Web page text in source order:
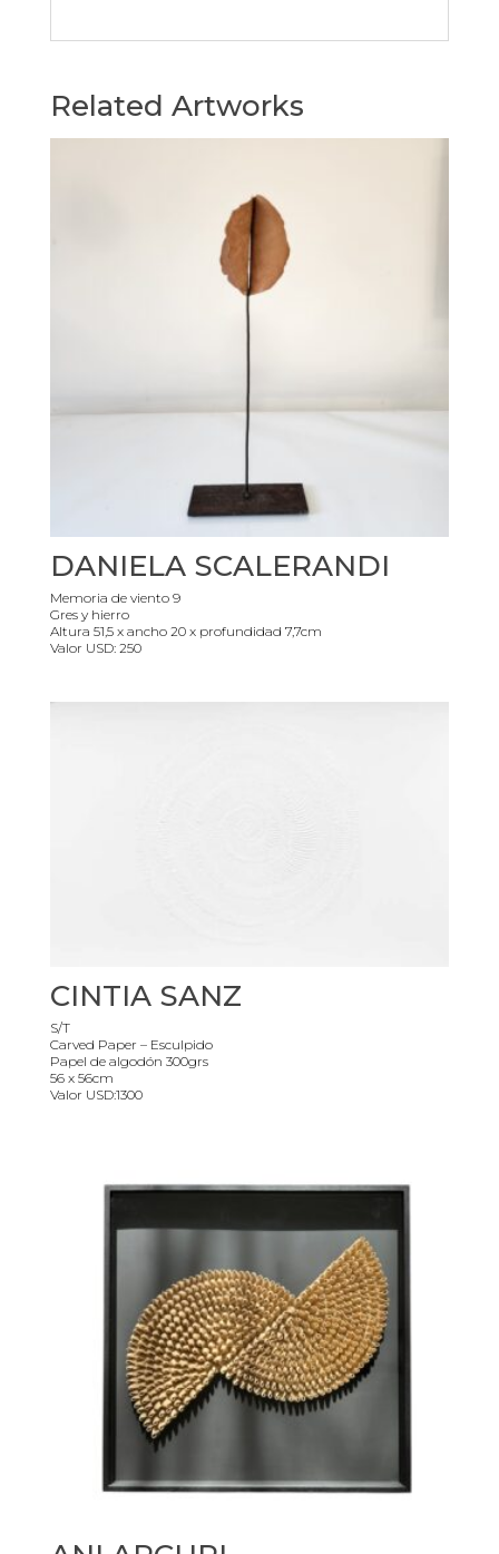
Related Artworks
DANIELA SCALERANDI
Memoria de viento 9
Gres y hierro
Altura 51,5 x ancho 20 x profundidad 7,7cm
Valor USD: 250
CINTIA SANZ
S/T
Carved Paper – Esculpido
Papel de algodón 300grs
56 x 56cm
Valor USD:1300